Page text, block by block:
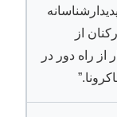
از
از راه دور در